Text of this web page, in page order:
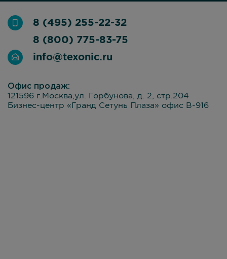
8 (495) 255-22-32
8 (800) 775-83-75
info@texonic.ru
Офис продаж:
121596 г.Москва,ул. Горбунова, д. 2, стр.204
Бизнес-центр «Гранд Сетунь Плаза» офис В-916